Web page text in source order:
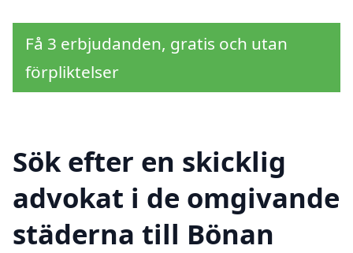
Få 3 erbjudanden, gratis och utan
förpliktelser
Sök efter en skicklig
advokat i de omgivande
städerna till Bönan